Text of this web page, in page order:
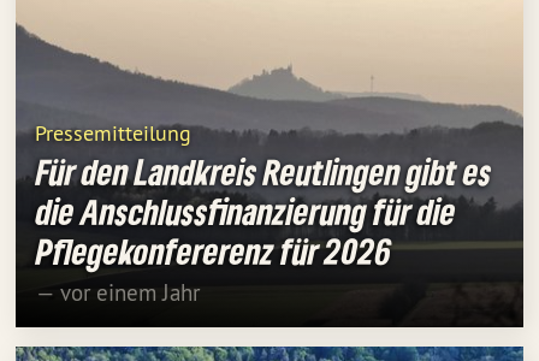
Pressemitteilung
Für den Landkreis Reutlingen gibt es
die Anschlussfinanzierung für die
Pflegekonfererenz für 2026
— vor einem Jahr